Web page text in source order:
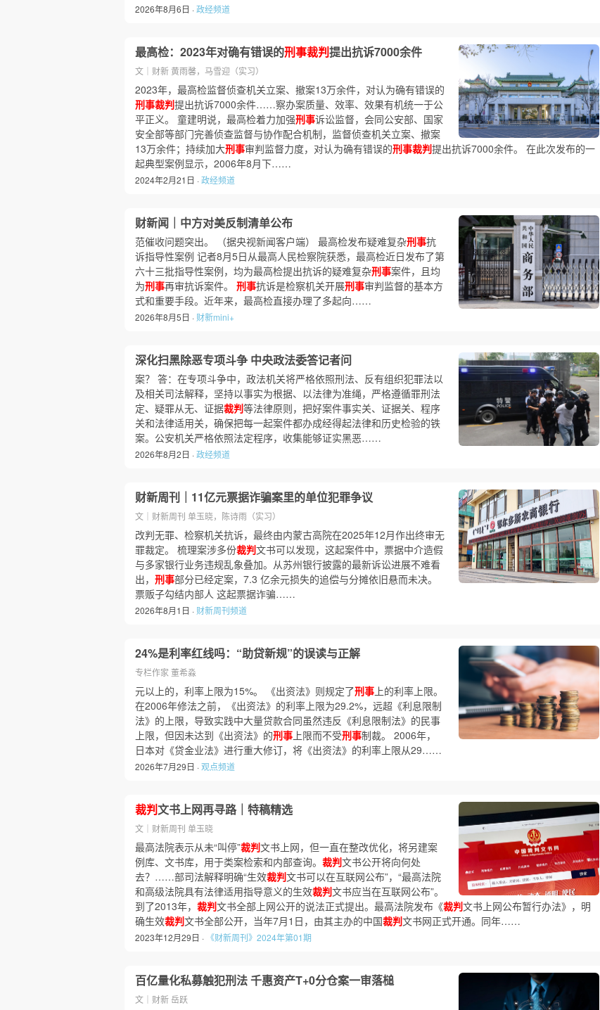
2026年8月6日 ·政经频道
最高检：2023年对确有错误的刑事裁判提出抗诉7000余件
文｜财新 黄雨馨，马雪迎（实习）
2023年，最高检监督侦查机关立案、撤案13万余件，对认为确有错误的
刑事裁判提出抗诉7000余件……察办案质量、效率、效果有机统一于公
平正义。 童建明说，最高检着力加强刑事诉讼监督，会同公安部、国家
安全部等部门完善侦查监督与协作配合机制，监督侦查机关立案、撤案
13万余件；持续加大刑事审判监督力度，对认为确有错误的刑事裁判提出抗诉7000余件。 在此次发布的一
起典型案例显示，2006年8月下……
2024年2月21日 ·政经频道
财新闻｜中方对美反制清单公布
范催收问题突出。 （据央视新闻客户端） 最高检发布疑难复杂刑事抗
诉指导性案例 记者8月5日从最高人民检察院获悉，最高检近日发布了第
六十三批指导性案例，均为最高检提出抗诉的疑难复杂刑事案件，且均
为刑事再审抗诉案件。 刑事抗诉是检察机关开展刑事审判监督的基本方
式和重要手段。近年来，最高检直接办理了多起向……
2026年8月5日 · 财新mini+
深化扫黑除恶专项斗争 中央政法委答记者问
案？ 答：在专项斗争中，政法机关将严格依照刑法、反有组织犯罪法以
及相关司法解释，坚持以事实为根据、以法律为准绳，严格遵循罪刑法
定、疑罪从无、证据裁判等法律原则，把好案件事实关、证据关、程序
关和法律适用关，确保把每一起案件都办成经得起法律和历史检验的铁
案。公安机关严格依照法定程序，收集能够证实黑恶……
2026年8月2日 ·政经频道
财新周刊｜11亿元票据诈骗案里的单位犯罪争议
文｜财新周刊 单玉晓，陈诗雨（实习）
改判无罪、检察机关抗诉，最终由内蒙古高院在2025年12月作出终审无
罪裁定。 梳理案涉多份裁判文书可以发现，这起案件中，票据中介造假
与多家银行业务违规乱象叠加。从苏州银行披露的最新诉讼进展不难看
出， 刑事部分已经定案，7.3 亿余元损失的追偿与分摊依旧悬而未决。
票贩子勾结内部人 这起票据诈骗……
2026年8月1日 · 财新周刊频道
24%是利率红线吗：“助贷新规”的误读与正解
专栏作家 董希淼
元以上的，利率上限为15%。 《出资法》则规定了刑事 上的利率上限。
在2006年修法之前，《出资法》的利率上限为29.2%，远超《利息限制
法》的上限，导致实践中大量贷款合同虽然违反《利息限制法》的民事
上限，但因未达到《出资法》的刑事 上限而不受刑事制裁。 2006年，
日本对《贷金业法》进行重大修订，将《出资法》的利率上限从29……
2026年7月29日 ·观点频道
裁判文书上网再寻路｜特稿精选
文｜财新周刊 单玉晓
最高法院表示从未“叫停”裁判文书上网，但一直在整改优化，将另建案
例库、文书库，用于类案检索和内部查询。 裁判文书公开将向何处
去？……部司法解释明确“生效裁判文书可以在互联网公布”，“最高法院
和高级法院具有法律适用指导意义的生效裁判文书应当在互联网公布”。
到了2013年， 裁判文书全部上网公开的说法正式提出。最高法院发布《裁判文书上网公布暂行办法》，明
确生效裁判文书全部公开，当年7月1日，由其主办的中国裁判文书网正式开通。同年……
2023年12月29日 · 《财新周刊》2024年第01期
百亿量化私募触犯刑法 千惠资产T+0分仓案一审落槌
文｜财新 岳跃